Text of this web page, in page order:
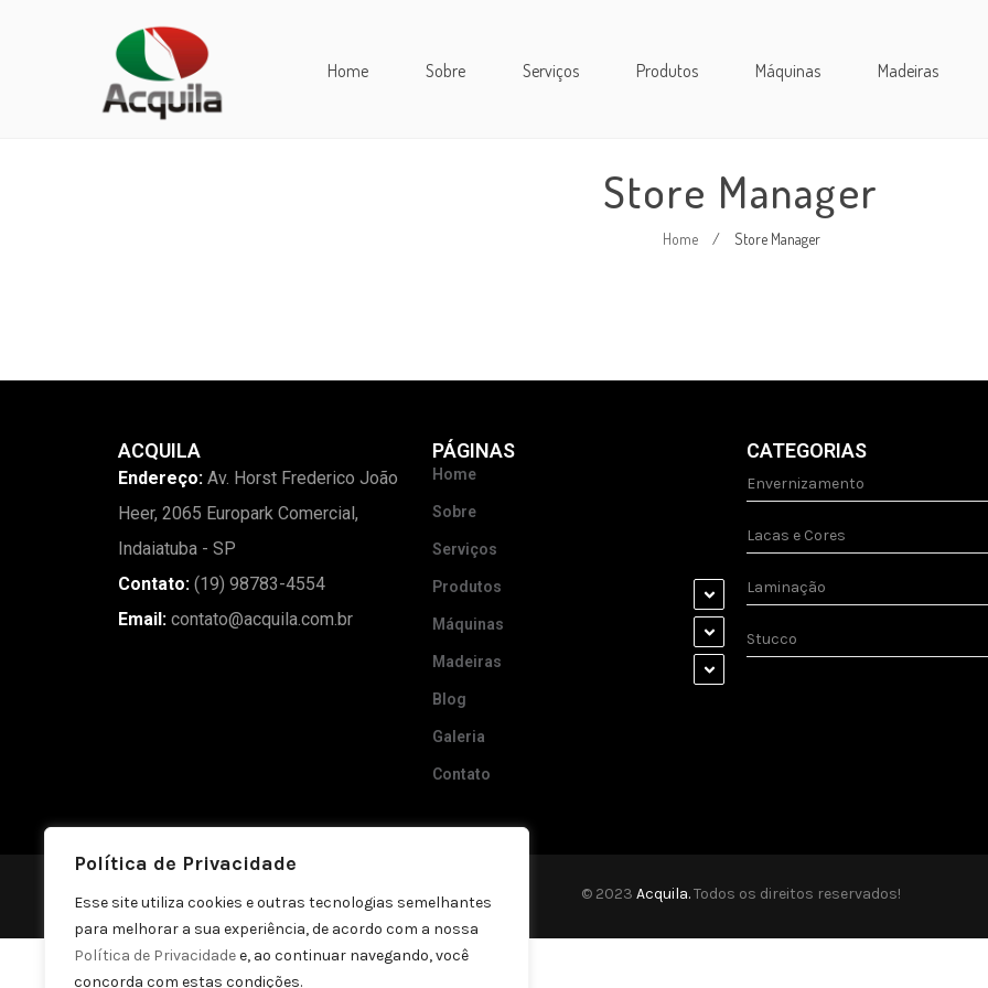
Política de Privacidade
Esse site utiliza cookies e outras tecnologias semelhantes
para melhorar a sua experiência, de acordo com a nossa
Política de Privacidadee, ao continuar navegando, você
concorda com estas condições.
Home Sobre Serviços Produtos Máquinas Madeiras
Store Manager
Home / Store Manager
ACQUILA
Endereço: Av. Horst Frederico João
Heer, 2065 Europark Comercial,
Indaiatuba - SP
Contato: (19) 98783-4554
Email: contato@acquila.com.br
PÁGINAS
Home
Sobre
Serviços
Produtos
Máquinas
Madeiras
Blog
Galeria
Contato
CATEGORIAS
Envernizamento
Lacas e Cores
Laminação
Stucco
Política de privacidade © 2023 Acquila.Todos os direitos reservados!